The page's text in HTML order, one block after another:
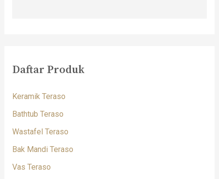
Daftar Produk
Keramik Teraso
Bathtub Teraso
Wastafel Teraso
Bak Mandi Teraso
Vas Teraso